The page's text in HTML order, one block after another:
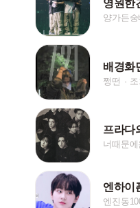
양가든
배경화
쩡떤
프라다
너때문
엔하이
엔진동